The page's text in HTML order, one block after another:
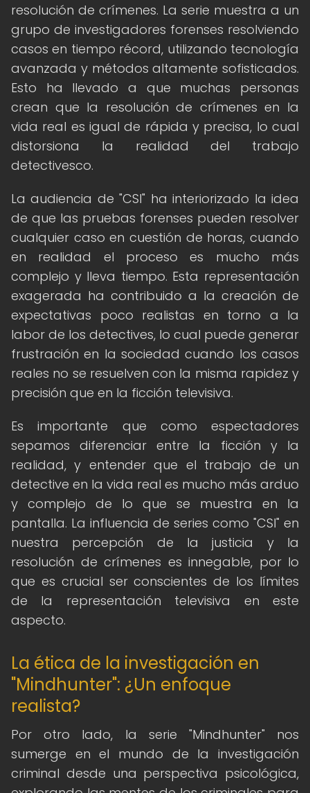
resolución de crímenes. La serie muestra a un
grupo de investigadores forenses resolviendo
casos en tiempo récord, utilizando tecnología
avanzada y métodos altamente sofisticados.
Esto ha llevado a que muchas personas
crean que la resolución de crímenes en la
vida real es igual de rápida y precisa, lo cual
distorsiona la realidad del trabajo
detectivesco.
La audiencia de "CSI" ha interiorizado la idea
de que las pruebas forenses pueden resolver
cualquier caso en cuestión de horas, cuando
en realidad el proceso es mucho más
complejo y lleva tiempo. Esta representación
exagerada ha contribuido a la creación de
expectativas poco realistas en torno a la
labor de los detectives, lo cual puede generar
frustración en la sociedad cuando los casos
reales no se resuelven con la misma rapidez y
precisión que en la ficción televisiva.
Es importante que como espectadores
sepamos diferenciar entre la ficción y la
realidad, y entender que el trabajo de un
detective en la vida real es mucho más arduo
y complejo de lo que se muestra en la
pantalla. La influencia de series como "CSI" en
nuestra percepción de la justicia y la
resolución de crímenes es innegable, por lo
que es crucial ser conscientes de los límites
de la representación televisiva en este
aspecto.
La ética de la investigación en
"Mindhunter": ¿Un enfoque
realista?
Por otro lado, la serie "Mindhunter" nos
sumerge en el mundo de la investigación
criminal desde una perspectiva psicológica,